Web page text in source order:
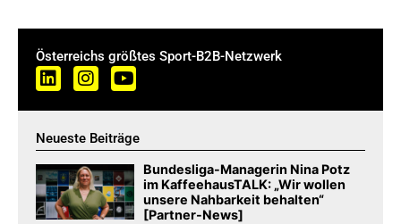
Österreichs größtes Sport-B2B-Netzwerk
Neueste Beiträge
Bundesliga-Managerin Nina Potz
im KaffeehausTALK: „Wir wollen
unsere Nahbarkeit behalten“
[Partner-News]